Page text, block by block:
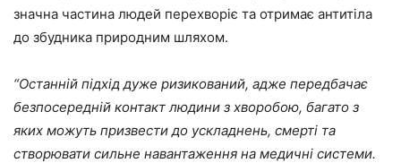
значна частина людей перехворіє та отримає антитіла
до збудника природним шляхом.
“Останній підхід дуже ризикований, адже передбачає
безпосередній контакт людини з хворобою, багато з
яких можуть призвести до ускладнень, смерті та
створювати сильне навантаження на медичні системи.